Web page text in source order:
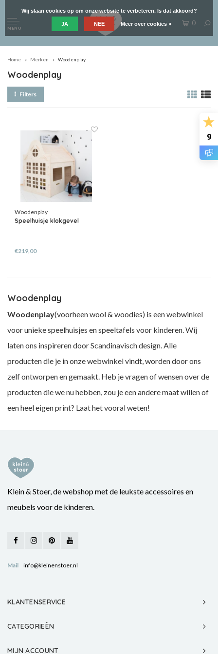
9
MENU
0
Home Merken Woodenplay
Woodenplay
Filters
Woodenplay
Speelhuisje klokgevel
€219,00
Woodenplay
Woodenplay(voorheen wool & woodies) is een webwinkel
voor unieke speelhuisjes en speeltafels voor kinderen. Wij
laten ons inspireren door Scandinavisch design. Alle
producten die je in onze webwinkel vindt, worden door ons
zelf ontworpen en gemaakt. Heb je vragen of wensen over de
producten die we nu hebben, zou je een andere maat willen of
een heel eigen print? Laat het vooral weten!
Klein & Stoer, de webshop met de leukste accessoires en
meubels voor de kinderen.
Mail info@kleinenstoer.nl
KLANTENSERVICE
CATEGORIEËN
MIJN ACCOUNT
Wij slaan cookies op om onze website te verbeteren. Is dat akkoord?
JA NEE Meer over cookies »